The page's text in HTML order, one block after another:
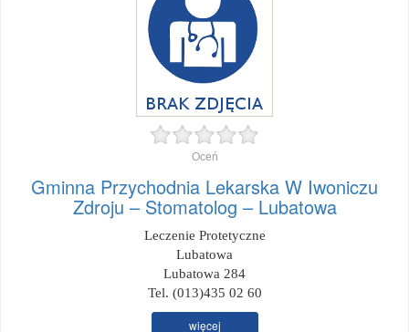
Oceń
Gminna Przychodnia Lekarska W Iwoniczu
Zdroju – Stomatolog – Lubatowa
Leczenie Protetyczne
Lubatowa
Lubatowa 284
Tel. (013)435 02 60
więcej